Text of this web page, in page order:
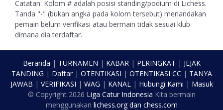
Catatan: Kolom # adalah posisi standing/podium di Lichess.
Tanda "-" (bukan angka pada kolom tersebut) menandakan
pemain belum verifikasi atau bermain tidak sesuai klub
dimana dia terdaftar.
Beranda | TURNAMEN | KABAR| PERINGKAT | JEJAK
TANDING | Daftar| OTENTIKASI | OTENTIKASI CC | TANYA
JAWAB | VERIFIKASI | WAG | KANAL| Hubungi Kami | Masuk
© Copyright 2026 Liga Catur Indonesia Kita bermain
menggunakan lichess.orgdan chess.com